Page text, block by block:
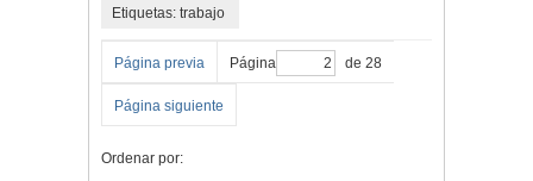
Etiquetas: trabajo
Página previa Página de 28
Página siguiente
Ordenar por: